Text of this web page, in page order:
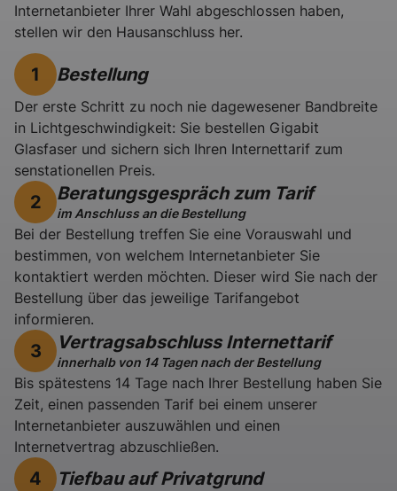
Internetanbieter Ihrer Wahl abgeschlossen haben,
stellen wir den Hausanschluss her.
1 Bestellung
Der erste Schritt zu noch nie dagewesener Bandbreite
in Lichtgeschwindigkeit: Sie bestellen Gigabit
Glasfaser und sichern sich Ihren Internettarif zum
senstationellen Preis.
2 Beratungsgespräch zum Tarif
im Anschluss an die Bestellung
Bei der Bestellung treffen Sie eine Vorauswahl und
bestimmen, von welchem Internetanbieter Sie
kontaktiert werden möchten. Dieser wird Sie nach der
Bestellung über das jeweilige Tarifangebot
informieren.
3 Vertragsabschluss Internettarif
innerhalb von 14 Tagen nach der Bestellung
Bis spätestens 14 Tage nach Ihrer Bestellung haben Sie
Zeit, einen passenden Tarif bei einem unserer
Internetanbieter auszuwählen und einen
Internetvertrag abzuschließen.
4 Tiefbau auf Privatgrund